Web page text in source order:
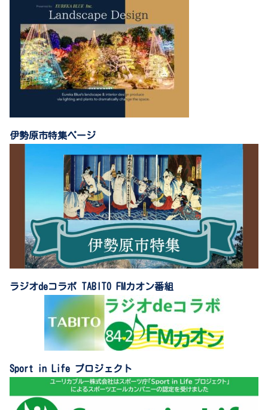
伊勢原市特集ページ
ラジオdeコラボ TABITO FMカオン番組
Sport in Life プロジェクト